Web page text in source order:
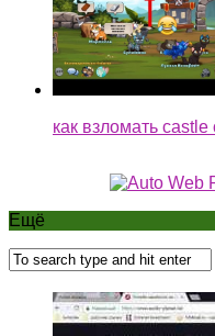
как взломать castle
Ещё